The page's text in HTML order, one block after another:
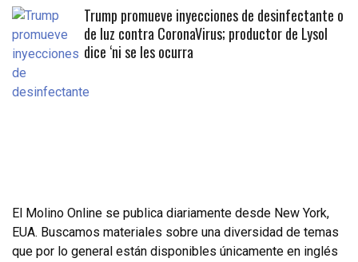
Trump promueve inyecciones de desinfectante o
de luz contra CoronaVirus; productor de Lysol
dice ‘ni se les ocurra
El Molino Online se publica diariamente desde New York,
EUA. Buscamos materiales sobre una diversidad de temas
que por lo general están disponibles únicamente en inglés